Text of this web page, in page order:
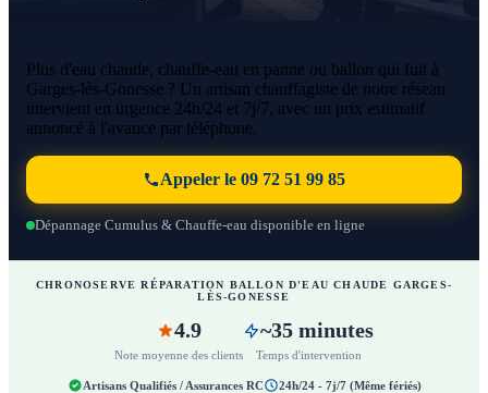
Plus d'eau chaude, chauffe-eau en panne ou ballon qui fuit à
Garges-lès-Gonesse ? Un artisan chauffagiste de notre réseau
intervient en urgence 24h/24 et 7j/7, avec un prix estimatif
annoncé à l'avance par téléphone.
Appeler le 09 72 51 99 85
Dépannage Cumulus & Chauffe-eau disponible en ligne
CHRONOSERVE RÉPARATION BALLON D'EAU CHAUDE GARGES-
LÈS-GONESSE
4.9
Note moyenne des clients
~35 minutes
Temps d'intervention
Artisans Qualifiés / Assurances RC 24h/24 - 7j/7 (Même fériés)